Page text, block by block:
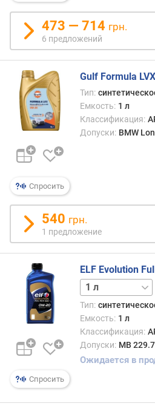
473 — 714 грн.
6 предложений
Спросить
Gulf Formula
Тип:
Емкость: 1 л
Классификация:
Допуски: BMW
540 грн.
1 предложение
Спросить
ELF Evolution
5 л
Тип:
Емкость: 1 л
Классификация:
Допуски: MB
Ожидается в